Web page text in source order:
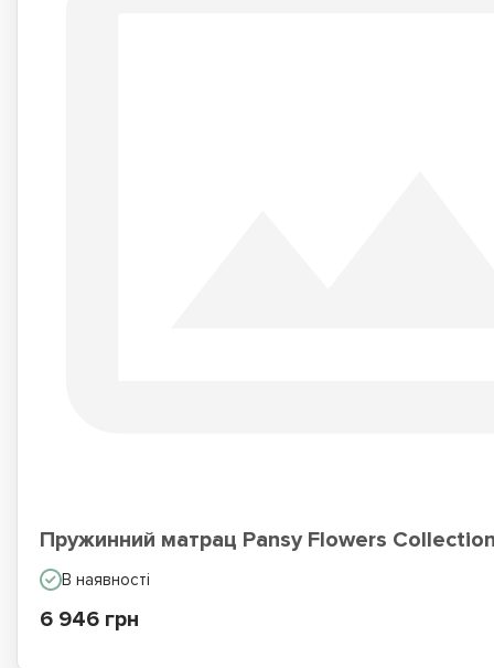
Пружинний матрац Pansy Flowers
В наявності
6 946 грн